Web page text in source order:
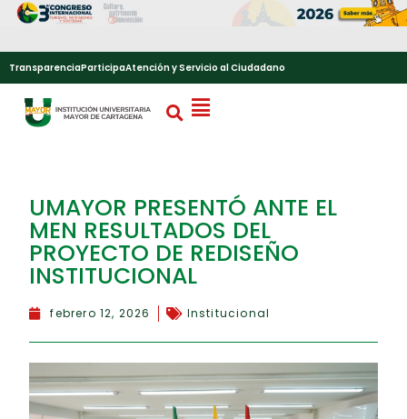
TransparenciaParticipaAtención y Servicio al Ciudadano
UMAYOR PRESENTÓ ANTE EL
MEN RESULTADOS DEL
PROYECTO DE REDISEÑO
INSTITUCIONAL
febrero 12, 2026 Institucional